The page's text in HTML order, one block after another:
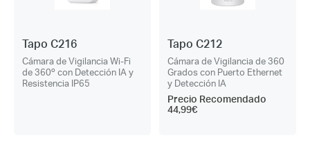
Tapo C216
Cámara de Vigilancia Wi-Fi
de 360º con Detección IA y
Resistencia IP65
Tapo C212
Cámara de Vigilancia de 360
Grados con Puerto Ethernet
y Detección IA
Precio Recomendado
44,99€